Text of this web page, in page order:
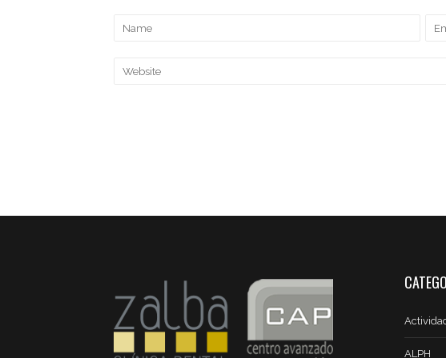
ALPH